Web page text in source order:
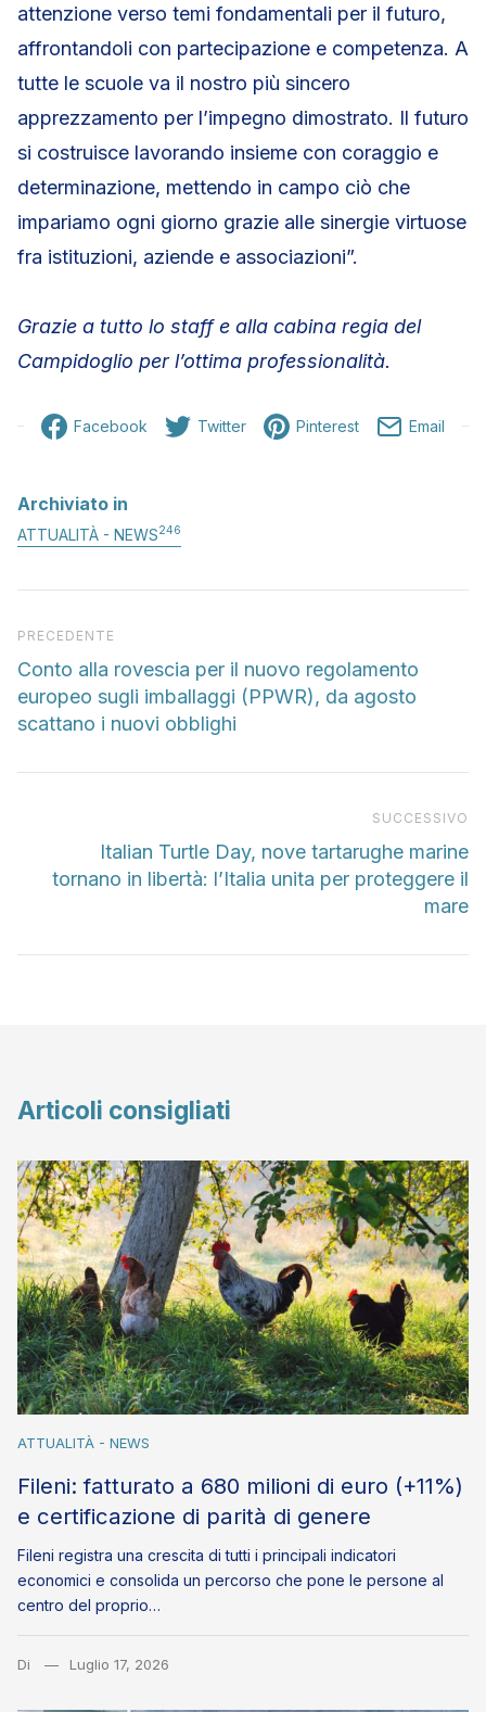
attenzione verso temi fondamentali per il futuro,
affrontandoli con partecipazione e competenza. A
tutte le scuole va il nostro più sincero
apprezzamento per l’impegno dimostrato. Il futuro
si costruisce lavorando insieme con coraggio e
determinazione, mettendo in campo ciò che
impariamo ogni giorno grazie alle sinergie virtuose
fra istituzioni, aziende e associazioni”.
Grazie a tutto lo staff e alla cabina regia del
Campidoglio per l’ottima professionalità.
Facebook Twitter Pinterest Email
Archiviato in
ATTUALITÀ - NEWS246
Articolo precedente
PRECEDENTE
Conto alla rovescia per il nuovo regolamento
europeo sugli imballaggi (PPWR), da agosto
scattano i nuovi obblighi
SUCCESSIVO
Italian Turtle Day, nove tartarughe marine
tornano in libertà: l’Italia unita per proteggere il
mare
Articoli consigliati
ATTUALITÀ - NEWS
Fileni: fatturato a 680 milioni di euro (+11%)
e certificazione di parità di genere
Fileni registra una crescita di tutti i principali indicatori
economici e consolida un percorso che pone le persone al
centro del proprio…
Di Luglio 17, 2026